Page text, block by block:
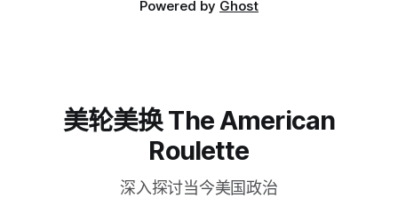
Powered by Ghost
美轮美换 The American
Roulette
深入探讨当今美国政治